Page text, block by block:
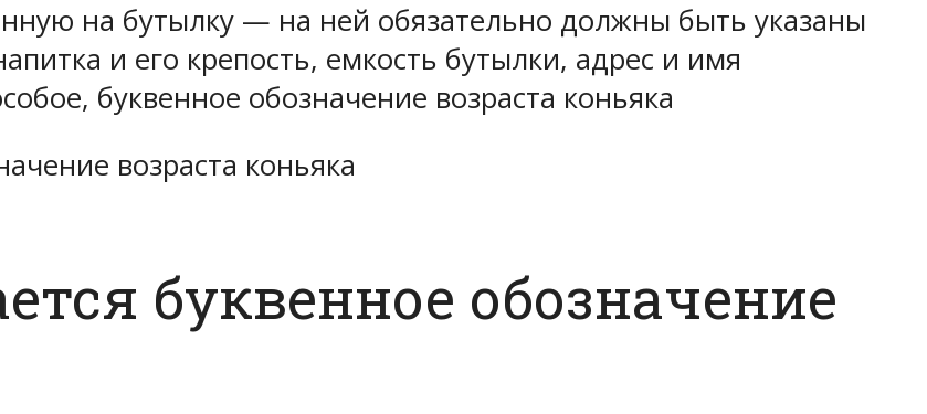
на бутылку — на ней обязательно должны быть указаны
и его крепость, емкость бутылки, адрес и имя
буквенное обозначение возраста коньяка
возраста коньяка
буквенное обозначение